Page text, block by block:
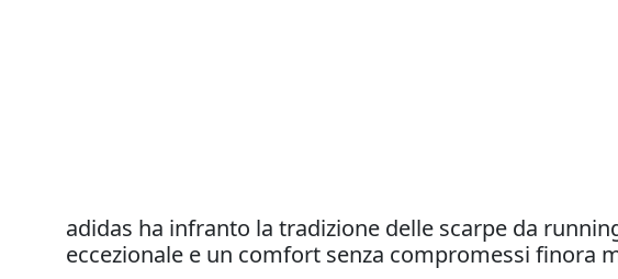
adidas ha infranto la tradizione delle scarpe da
eccezionale e un comfort senza compromessi finora